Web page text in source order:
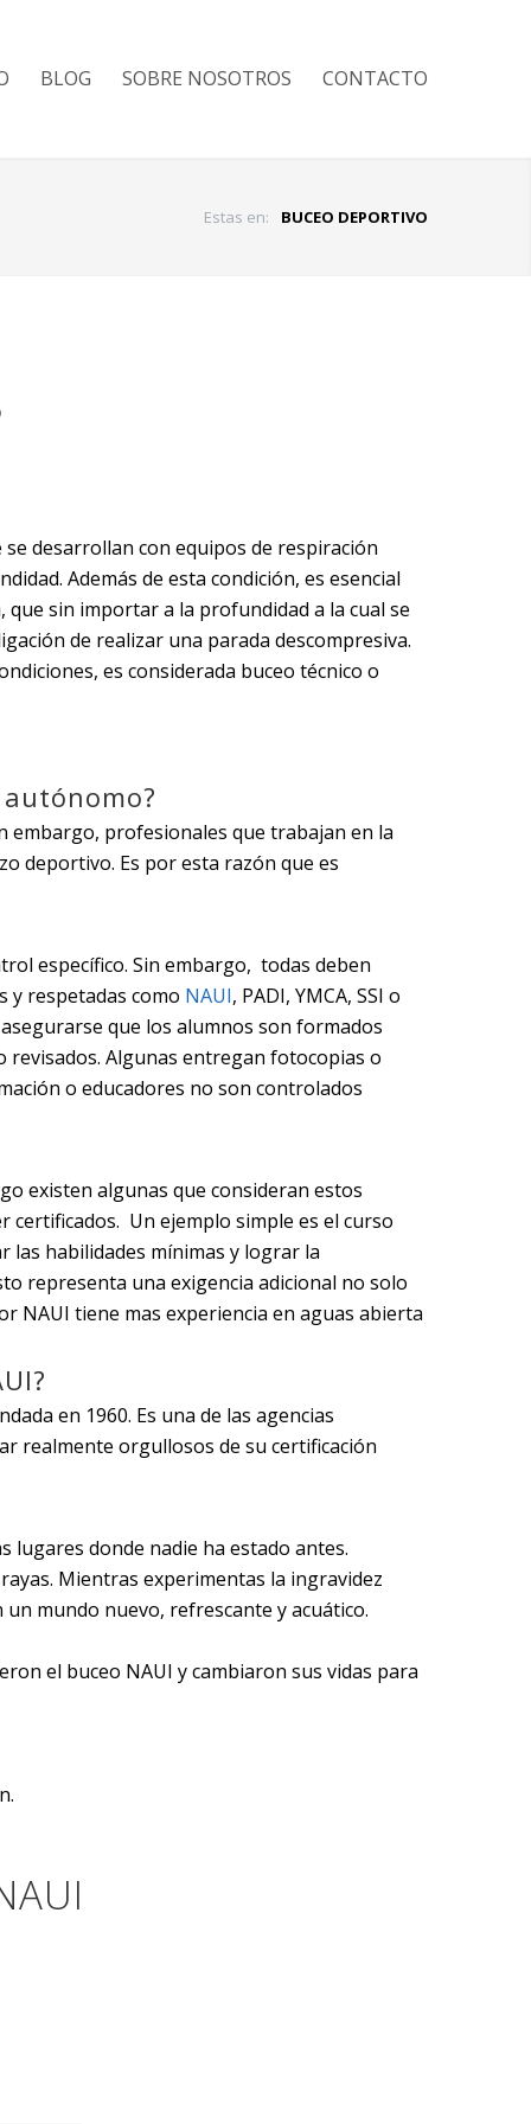
BLOG SOBRE NOSOTROS CONTACTO
Estas en: BUCEO DEPORTIVO
desarrollan con equipos de respiración
Además de esta condición, es esencial
sin importar a la profundidad a la cual se
de realizar una parada descompresiva.
es considerada buceo técnico o
embargo, profesionales que trabajan en la
deportivo. Es por esta razón que es
específico. Sin embargo, todas deben
y respetadas como NAUI, PADI, YMCA, SSI o
que los alumnos son formados
Algunas entregan fotocopias o
o educadores no son controlados
existen algunas que consideran estos
certificados. Un ejemplo simple es el curso
las habilidades mínimas y lograr la
representa una exigencia adicional no solo
NAUI tiene mas experiencia en aguas abierta
en 1960. Es una de las agencias
realmente orgullosos de su certificación
lugares donde nadie ha estado antes.
Mientras experimentas la ingravidez
mundo nuevo, refrescante y acuático.
el buceo NAUI y cambiaron sus vidas para